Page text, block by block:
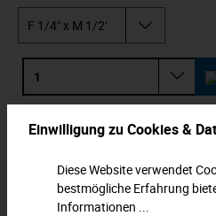
Zum Merkzettel hinzufügen
Beschreibung
Reduziernippel, 1/4", 1/2". Die
Einwilligung zu Cookies &
Diese Website verwendet
bestmögliche Erfahrung
Informationen ...